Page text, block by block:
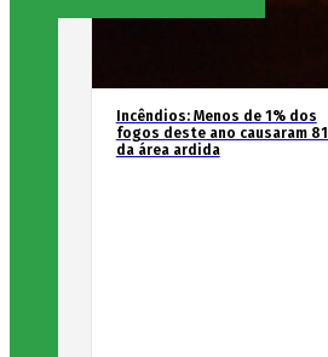
Incêndios: Menos de 1% dos
fogos deste ano causaram
da área ardida